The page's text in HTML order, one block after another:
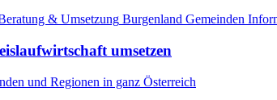
& Umsetzung Burgenland Gemeinden
umsetzen
und Regionen in ganz Österreich